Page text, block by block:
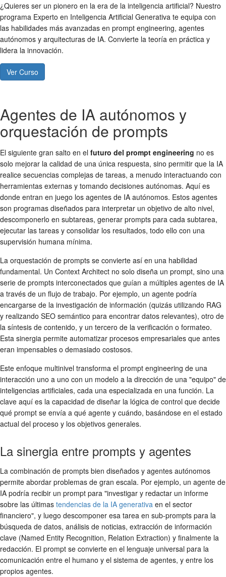
¿Quieres ser un pionero en la era de la inteligencia artificial? Nuestro
programa Experto en Inteligencia Artificial Generativa te equipa con
las habilidades más avanzadas en prompt engineering, agentes
autónomos y arquitecturas de IA. Convierte la teoría en práctica y
lidera la innovación.
Ver Curso
Agentes de IA autónomos y
orquestación de prompts
El siguiente gran salto en el futuro del prompt engineering no es
solo mejorar la calidad de una única respuesta, sino permitir que la IA
realice secuencias complejas de tareas, a menudo interactuando con
herramientas externas y tomando decisiones autónomas. Aquí es
donde entran en juego los agentes de IA autónomos. Estos agentes
son programas diseñados para interpretar un objetivo de alto nivel,
descomponerlo en subtareas, generar prompts para cada subtarea,
ejecutar las tareas y consolidar los resultados, todo ello con una
supervisión humana mínima.
La orquestación de prompts se convierte así en una habilidad
fundamental. Un Context Architect no solo diseña un prompt, sino una
serie de prompts interconectados que guían a múltiples agentes de IA
a través de un flujo de trabajo. Por ejemplo, un agente podría
encargarse de la investigación de información (quizás utilizando RAG
y realizando SEO semántico para encontrar datos relevantes), otro de
la síntesis de contenido, y un tercero de la verificación o formateo.
Esta sinergia permite automatizar procesos empresariales que antes
eran impensables o demasiado costosos.
Este enfoque multinivel transforma el prompt engineering de una
interacción uno a uno con un modelo a la dirección de una "equipo" de
inteligencias artificiales, cada una especializada en una función. La
clave aquí es la capacidad de diseñar la lógica de control que decide
qué prompt se envía a qué agente y cuándo, basándose en el estado
actual del proceso y los objetivos generales.
La sinergia entre prompts y agentes
La combinación de prompts bien diseñados y agentes autónomos
permite abordar problemas de gran escala. Por ejemplo, un agente de
IA podría recibir un prompt para "investigar y redactar un informe
sobre las últimas tendencias de la IA generativa en el sector
financiero", y luego descomponer esa tarea en sub-prompts para la
búsqueda de datos, análisis de noticias, extracción de información
clave (Named Entity Recognition, Relation Extraction) y finalmente la
redacción. El prompt se convierte en el lenguaje universal para la
comunicación entre el humano y el sistema de agentes, y entre los
propios agentes.